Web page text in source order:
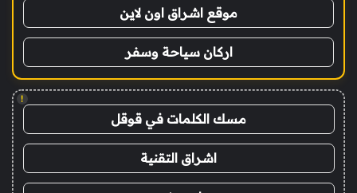
موقع اشراق اون لاين
اركان سياحة وسفر
!
مسك الكلمات في قوقل
اشراق التقنية